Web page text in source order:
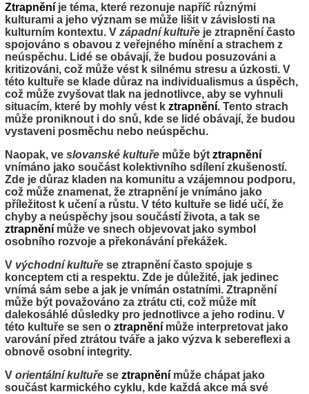
Ztrapnění je téma, které rezonuje napříč různými
kulturami a jeho význam se může lišit v závislosti na
kulturním kontextu. V západní kultuře je ztrapnění často
spojováno s obavou z veřejného mínění a strachem z
neúspěchu. Lidé se obávají, že budou posuzováni a
kritizováni, což může vést k silnému stresu a úzkosti. V
této kultuře se klade důraz na individualismus a úspěch,
což může zvyšovat tlak na jednotlivce, aby se vyhnuli
situacím, které by mohly vést k ztrapnění. Tento strach
může proniknout i do snů, kde se lidé obávají, že budou
vystaveni posměchu nebo neúspěchu.
Naopak, ve slovanské kultuře může být ztrapnění
vnímáno jako součást kolektivního sdílení zkušeností.
Zde je důraz kladen na komunitu a vzájemnou podporu,
což může znamenat, že ztrapnění je vnímáno jako
příležitost k učení a růstu. V této kultuře se lidé učí, že
chyby a neúspěchy jsou součástí života, a tak se
ztrapnění může ve snech objevovat jako symbol
osobního rozvoje a překonávání překážek.
V východní kultuře se ztrapnění často spojuje s
konceptem cti a respektu. Zde je důležité, jak jedinec
vnímá sám sebe a jak je vnímán ostatními. Ztrapnění
může být považováno za ztrátu cti, což může mít
dalekosáhlé důsledky pro jednotlivce a jeho rodinu. V
této kultuře se sen o ztrapnění může interpretovat jako
varování před ztrátou tváře a jako výzva k sebereflexi a
obnově osobní integrity.
V orientální kultuře se ztrapnění může chápat jako
součást karmického cyklu, kde každá akce má své